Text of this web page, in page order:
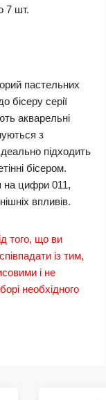
7 шт.
пастельних
бісеру серії
акварельні
з
підходить
бісером.
на цифри 011,
впливів.
того, що ви
із тим,
і не
необхідного